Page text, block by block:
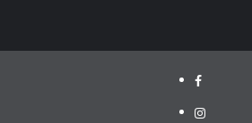
Facebook
Instagram